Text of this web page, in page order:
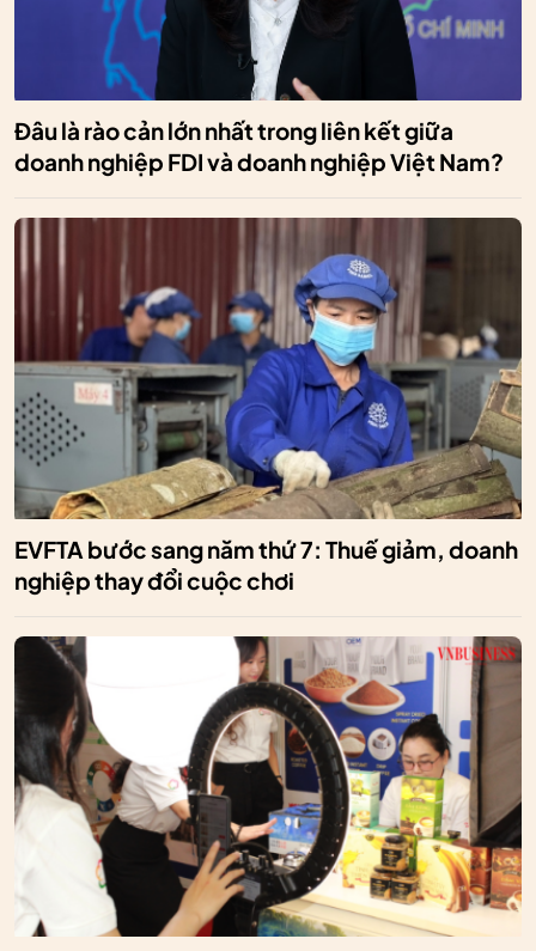
Đâu là rào cản lớn nhất trong liên kết giữa
doanh nghiệp FDI và doanh nghiệp Việt Nam?
EVFTA bước sang năm thứ 7: Thuế giảm, doanh
nghiệp thay đổi cuộc chơi